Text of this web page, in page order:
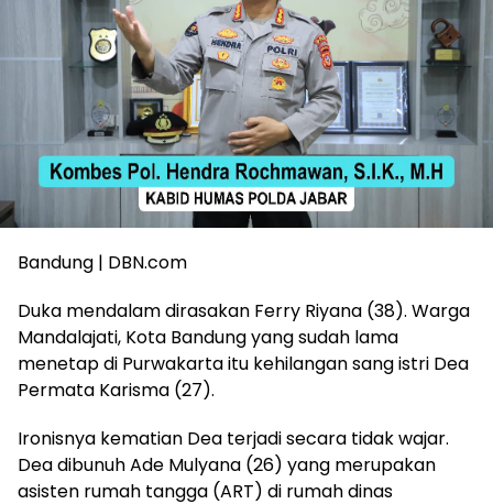
Bandung | DBN.com
Duka mendalam dirasakan Ferry Riyana (38). Warga
Mandalajati, Kota Bandung yang sudah lama
menetap di Purwakarta itu kehilangan sang istri Dea
Permata Karisma (27).
Ironisnya kematian Dea terjadi secara tidak wajar.
Dea dibunuh Ade Mulyana (26) yang merupakan
asisten rumah tangga (ART) di rumah dinas